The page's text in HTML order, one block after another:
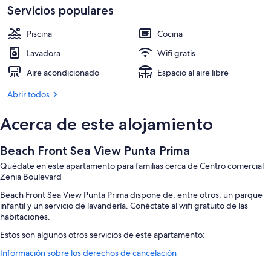
Servicios populares
Piscina
Cocina
Lavadora
Wifi gratis
Aire acondicionado
Espacio al aire libre
Abrir todos
Acerca de este alojamiento
Beach Front Sea View Punta Prima
Quédate en este apartamento para familias cerca de Centro comercial
Zenia Boulevard
Beach Front Sea View Punta Prima dispone de, entre otros, un parque
infantil y un servicio de lavandería. Conéctate al wifi gratuito de las
habitaciones.
Estos son algunos otros servicios de este apartamento:
Una piscina al aire libre
Información sobre los derechos de cancelación